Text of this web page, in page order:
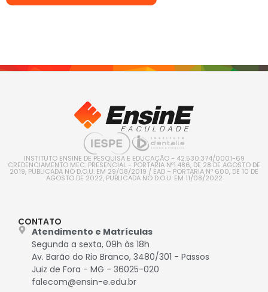
INSTITUTO ENSINE DE PESQUISA E EDUCAÇÃO - 42.530.374/0001-69
CREDENCIAMENTO MEC: PRESENCIAL - PORTARIA Nº1.486, DE 28 DE AGOSTO DE
2019, PUBLICADA NO D.O.U. EM 29/08/2019 / EAD – PORTARIA Nº 600, DE 10 DE
AGOSTO DE 2022, PUBLICADA NO D.O.U. EM 11/08/2022
CONTATO
Atendimento e Matrículas
Segunda a sexta, 09h às 18h
Av. Barão do Rio Branco, 3480/301 - Passos
Juiz de Fora - MG - 36025-020
falecom@ensin-e.edu.br